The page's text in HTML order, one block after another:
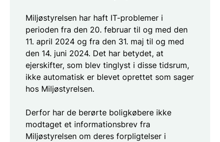
Miljøstyrelsen har haft IT-problemer i
perioden fra den 20. februar til og med den
11. april 2024 og fra den 31. maj til og med
den 14. juni 2024. Det har betydet, at
ejerskifter, som blev tinglyst i disse tidsrum,
ikke automatisk er blevet oprettet som sager
hos Miljøstyrelsen.
Derfor har de berørte boligkøbere ikke
modtaget et informationsbrev fra
Miljøstyrelsen om deres forpligtelser i